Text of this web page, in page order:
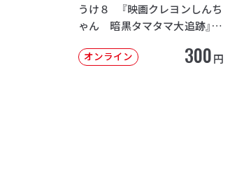
うけ８ 『映画クレヨンしんち
ゃん 暗黒タマタマ大追跡』
オンライン 300円